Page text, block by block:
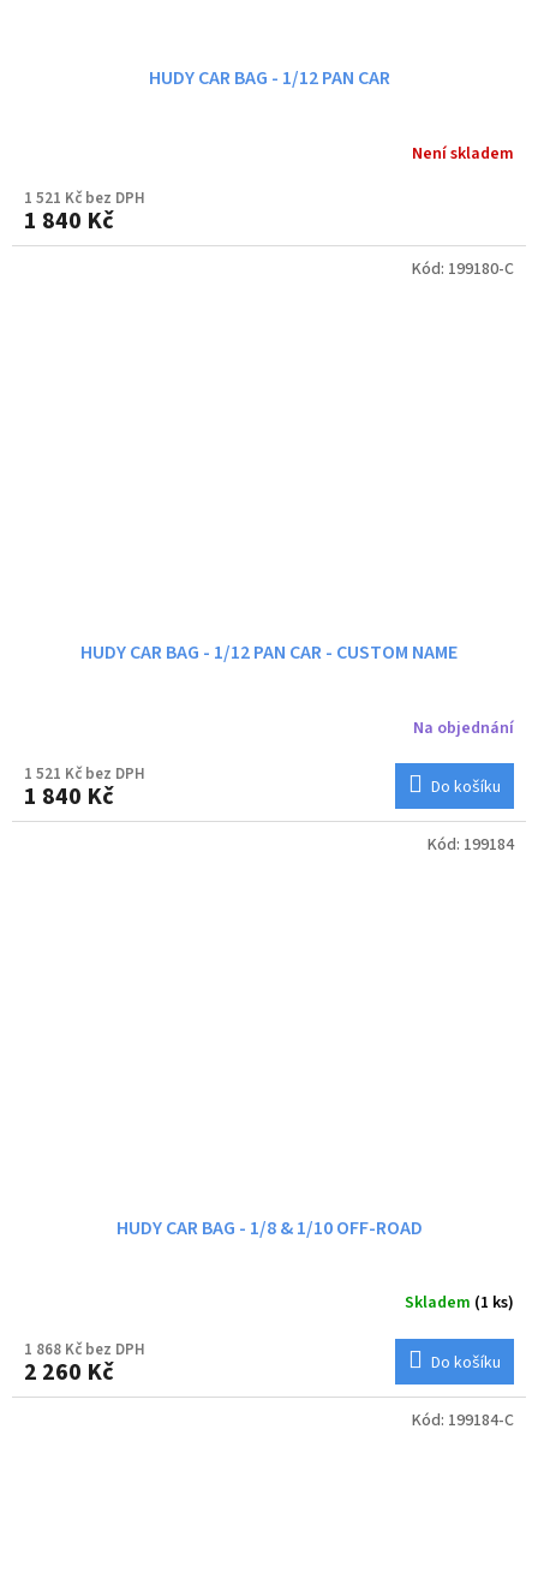
HUDY CAR BAG - 1/12 PAN CAR
Není skladem
1 521 Kč bez DPH
1 840 Kč
HUDY CAR BAG - 1/12 PAN CAR - CUSTOM NAME
Na objednání
1 521 Kč bez DPH
1 840 Kč Do košíku
Kód: 199180-C
HUDY CAR BAG - 1/8 & 1/10 OFF-ROAD
Skladem (1 ks)
1 868 Kč bez DPH
2 260 Kč Do košíku
Kód: 199184
Kód: 199184-C